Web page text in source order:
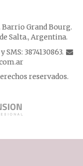
Barrio Grand Bourg.
Salta., Argentina.
SMS: 3874130863.
reservados.